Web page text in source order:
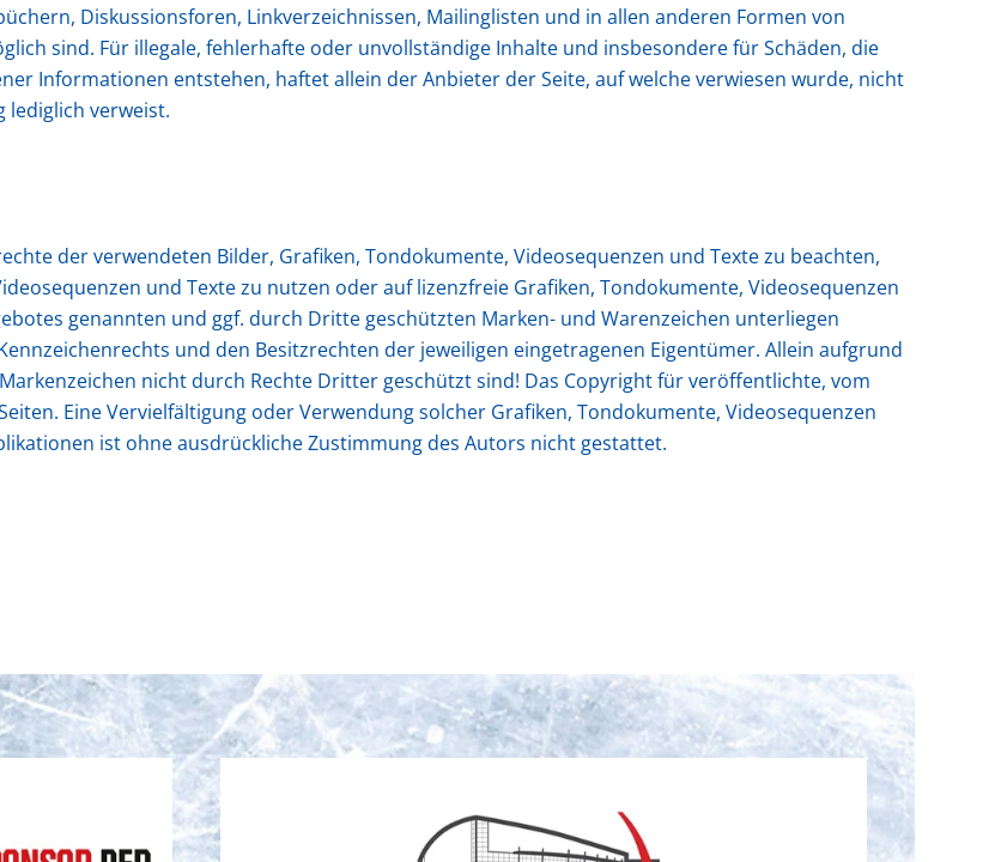
Diskussionsforen, Linkverzeichnissen, Mailinglisten und in allen anderen Formen von
sind. Für illegale, fehlerhafte oder unvollständige Inhalte und insbesondere für Schäden, die
Informationen entstehen, haftet allein der Anbieter der Seite, auf welche verwiesen wurde, nicht
lediglich verweist.
der verwendeten Bilder, Grafiken, Tondokumente, Videosequenzen und Texte zu beachten,
und Texte zu nutzen oder auf lizenzfreie Grafiken, Tondokumente, Videosequenzen
genannten und ggf. durch Dritte geschützten Marken- und Warenzeichen unterliegen
und den Besitzrechten der jeweiligen eingetragenen Eigentümer. Allein aufgrund
nicht durch Rechte Dritter geschützt sind! Das Copyright für veröffentlichte, vom
Eine Vervielfältigung oder Verwendung solcher Grafiken, Tondokumente, Videosequenzen
ist ohne ausdrückliche Zustimmung des Autors nicht gestattet.